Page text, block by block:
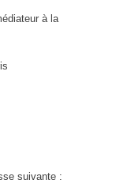
à la
suivante :